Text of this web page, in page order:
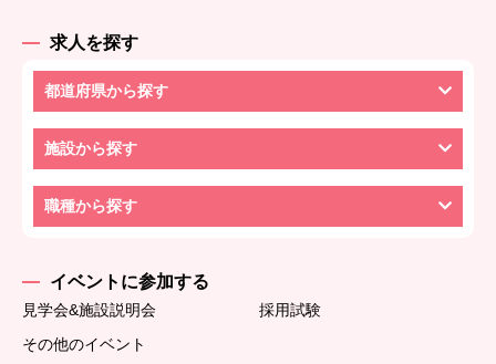
求人を探す
都道府県から探す
施設から探す
職種から探す
イベントに参加する
見学会&施設説明会
採用試験
その他のイベント